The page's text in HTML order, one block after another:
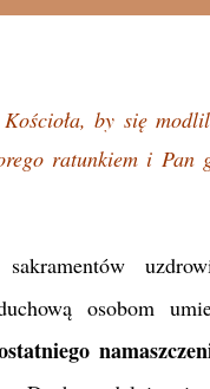
by się
ratunkiem i Pan
osobom